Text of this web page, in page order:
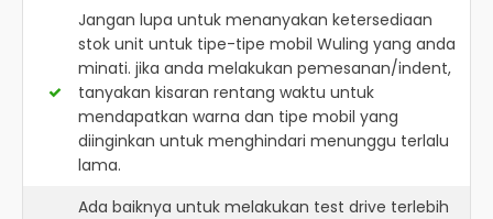
Jangan lupa untuk menanyakan ketersediaan
stok unit untuk tipe-tipe mobil Wuling yang anda
minati. jika anda melakukan pemesanan/indent,
tanyakan kisaran rentang waktu untuk
mendapatkan warna dan tipe mobil yang
diinginkan untuk menghindari menunggu terlalu
lama.
Ada baiknya untuk melakukan test drive terlebih